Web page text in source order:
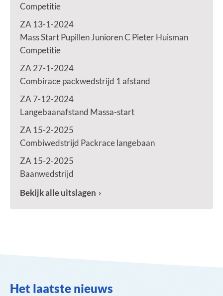
Competitie
ZA 13-1-2024
Mass Start Pupillen Junioren C Pieter Huisman
Competitie
ZA 27-1-2024
Combirace packwedstrijd 1 afstand
ZA 7-12-2024
Langebaanafstand Massa-start
ZA 15-2-2025
Combiwedstrijd Packrace langebaan
ZA 15-2-2025
Baanwedstrijd
Bekijk alle uitslagen
Het laatste nieuws